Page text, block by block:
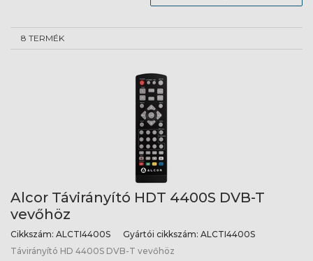
8 TERMÉK
Alcor Távirányító HDT 4400S DVB-T
vevőhöz
Cikkszám: ALCTI4400S Gyártói cikkszám: ALCTI4400S
Távirányító HD 4400S DVB-T vevőhöz